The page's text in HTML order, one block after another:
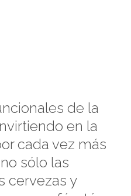
de la
en la
cada vez más
sólo las
cervezas y